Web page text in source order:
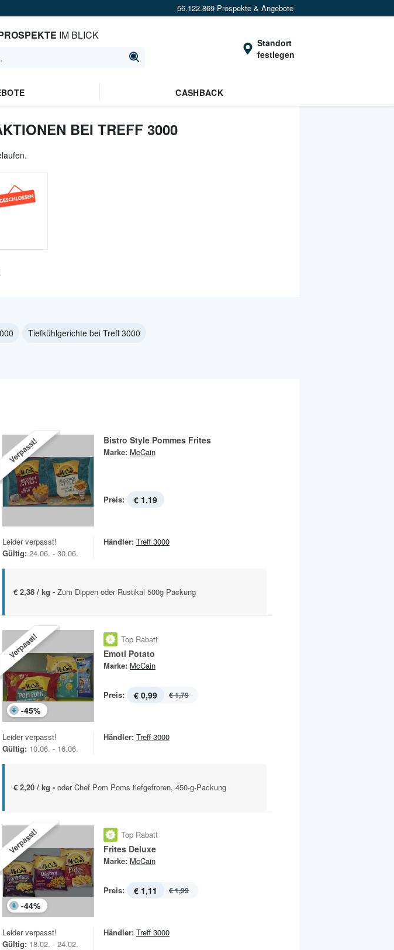
56.122.869 Prospekte & Angebote
IM BLICK
Standort
festlegen
CASHBACK
BEI TREFF 3000
Tiefkühlgerichte bei Treff 3000
Verpasst! Bistro Style Pommes Frites
Marke: McCain
Preis: € 1,19
Leider verpasst!
Gültig: 24.06. - 30.06.
Händler: Treff 3000
€ 2,38 / kg - Zum Dippen oder Rustikal 500g Packung
Verpasst!
-45%
Top Rabatt
Emoti Potato
Marke: McCain
Preis: € 0,99 € 1,79
Leider verpasst!
Gültig: 10.06. - 16.06.
Händler: Treff 3000
€ 2,20 / kg - oder Chef Pom Poms tiefgefroren, 450-g-Packung
Verpasst!
-44%
Top Rabatt
Frites Deluxe
Marke: McCain
Preis: € 1,11 € 1,99
Leider verpasst!
Gültig: 18.02. - 24.02.
Händler: Treff 3000